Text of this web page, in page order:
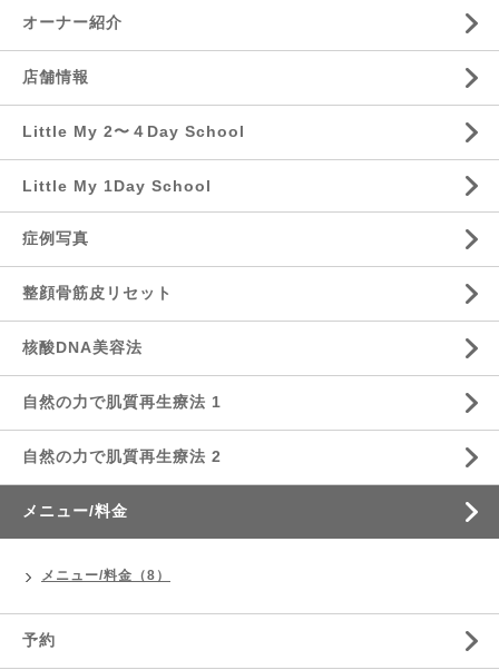
オーナー紹介
店舗情報
Little My 2〜４Day School
Little My 1Day School
症例写真
整顔骨筋皮リセット
核酸DNA美容法
自然の力で肌質再生療法 1
自然の力で肌質再生療法 2
メニュー/料金
メニュー/料金（8）
予約